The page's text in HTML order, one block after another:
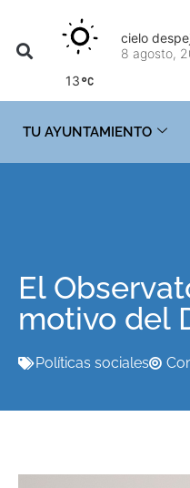
13
cielo
8 agosto,
TU AYUNTAMIENTO
El
motivo del
Políticas sociales